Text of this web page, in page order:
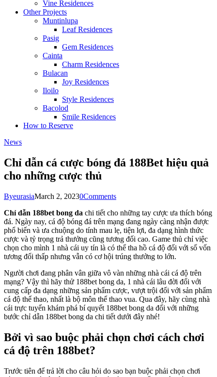
Vine Residences
Other Projects
Muntinlupa
Leaf Residences
Pasig
Gem Residences
Cainta
Charm Residences
Bulacan
Joy Residences
Iloilo
Style Residences
Bacolod
Smile Residences
How to Reserve
News
Chỉ dẫn cá cược bóng đá 188Bet hiệu quả
cho những cược thủ
ByeurasiaMarch 2, 20230Comments
Chỉ dẫn 188bet bong da chi tiết cho những tay cược ưa thích bóng
đá. Ngày nay, cá độ bóng đá trên mạng đang ngày càng nhận được
phổ biến và ưa chuộng do tính mau lẹ, tiện lợi, đa dạng hình thức
cược và tỷ trọng trả thưởng cũng tương đối cao. Game thủ chỉ việc
chọn cho mình 1 nhà cái uy tín là có thể tha hồ cá độ đối với số vốn
tương đối thấp nhưng vẫn có cơ hội trúng thưởng to lớn.
Người chơi đang phân vân giữa vô vàn những nhà cái cá độ trên
mạng? Vậy thì hãy thử 188bet bong da, 1 nhà cái lâu đời đối với
cung cấp đa dạng những sản phẩm cược, vượt trội đối với sản phẩm
cá độ thể thao, nhất là bộ môn thể thao vua. Qua đây, hãy cùng nhà
cái trực tuyến khám phá bí quyết 188bet bong da đối với những
bước chỉ dẫn 188bet bong da chi tiết dưới đây nhé!
Bởi vì sao buộc phải chọn chơi cách chơi
cá độ trên 188bet?
Trước tiên để trả lời cho câu hỏi do sao bạn buộc phải chọn chơi